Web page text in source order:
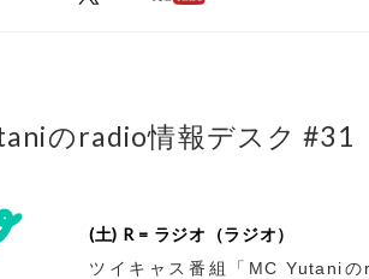
のradio情報デスク #31
(土) R = ラジオ（ラジオ）
ツイキャス番組「MC Yutani